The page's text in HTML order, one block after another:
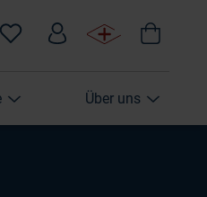
Über uns